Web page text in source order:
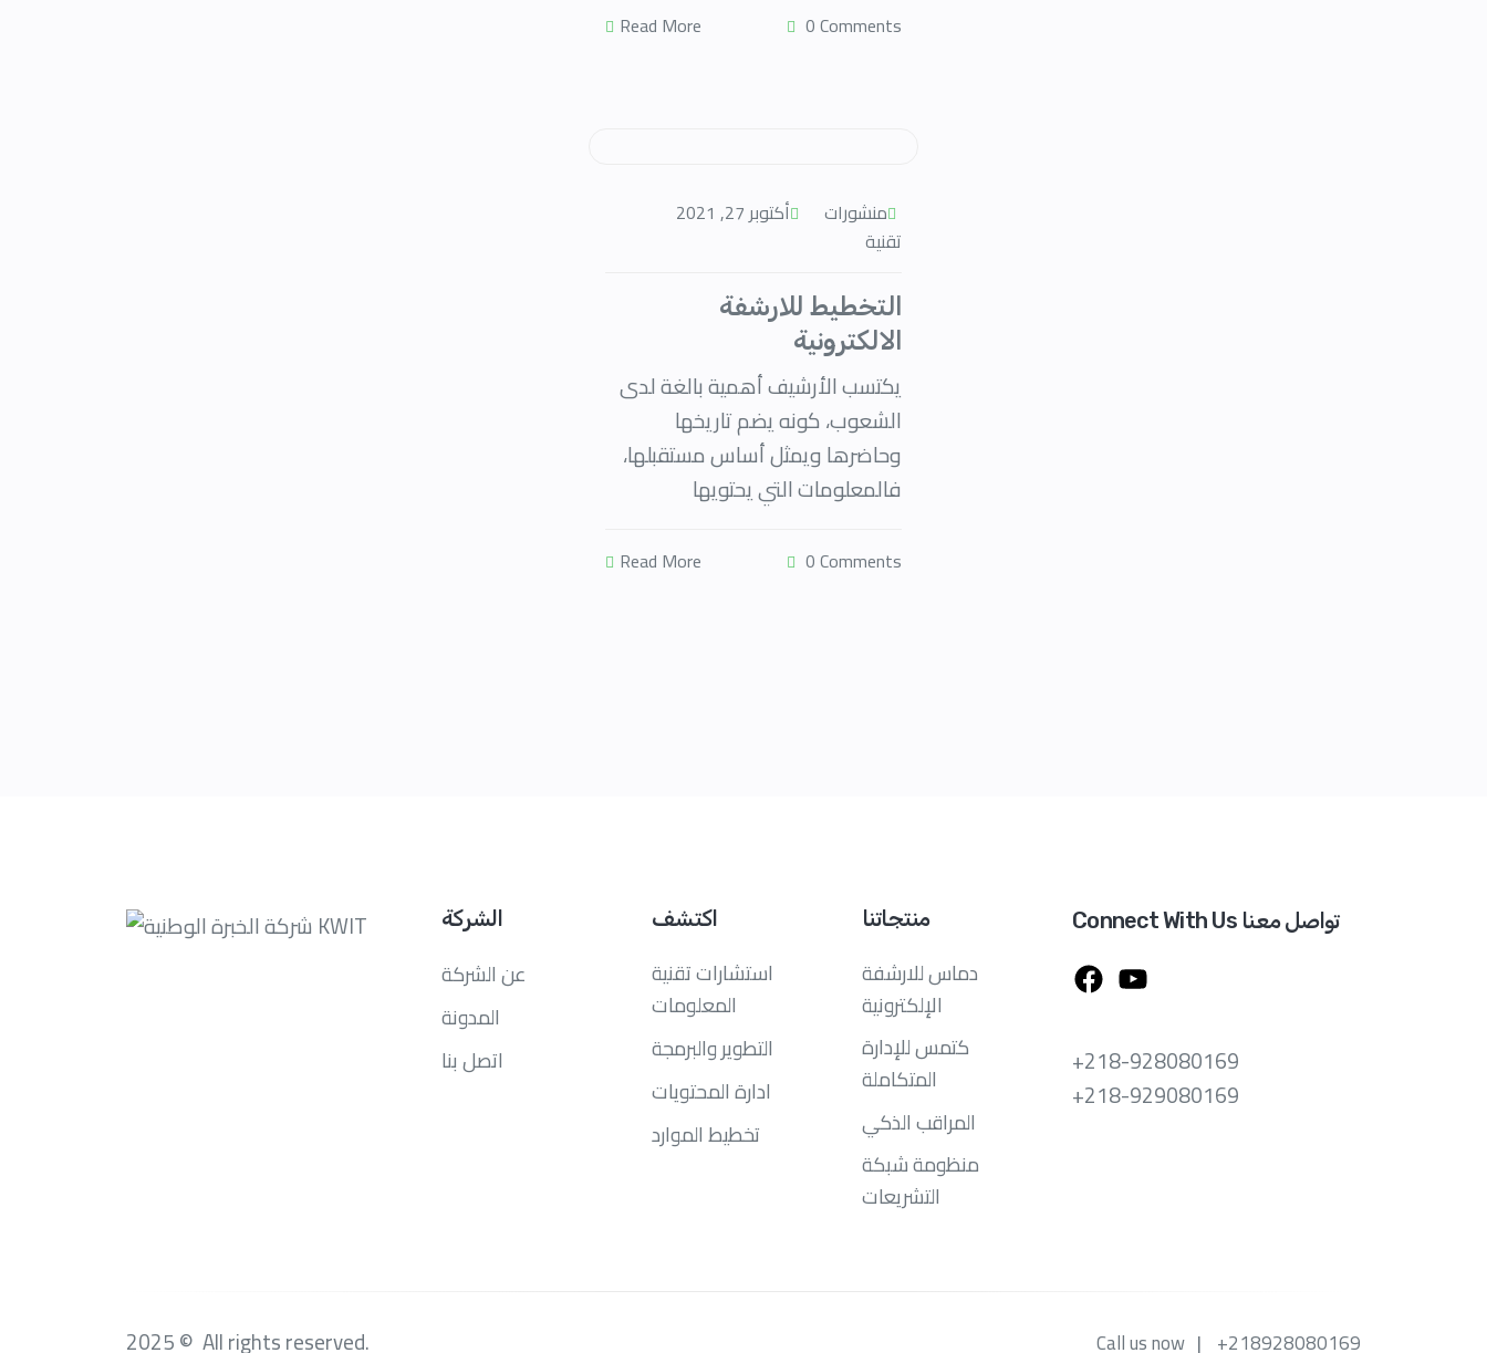
0 Comments
Read More
منشورات
تقنية
أكتوبر 27, 2021
التخطيط للارشفة
الالكترونية​
يكتسب الأرشيف أهمية بالغة لدى
الشعوب، كونه يضم تاريخها
وحاضرها ويمثل أساس مستقبلها،
فالمعلومات التي يحتويها
0 Comments
Read More
الشركة
عن الشركة
المدونة
اتصل بنا
اكتشف
استشارات تقنية
المعلومات
التطوير والبرمجة
ادارة المحتويات
تخطيط الموارد
منتجاتنا
دماس للارشفة
الإلكترونية
كتمس للإدارة
المتكاملة
المراقب الذكي
منظومة شبكة
التشريعات
Connect With Us تواصل معنا
+218-928080169
+218-929080169
2025 © All rights reserved. Call us now +218928080169